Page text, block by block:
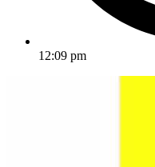
12:09 pm